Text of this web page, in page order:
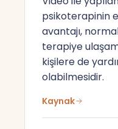
psikoterapinin
avantajı,
terapiye
kişilere de
olabilmesidir.
Kaynak